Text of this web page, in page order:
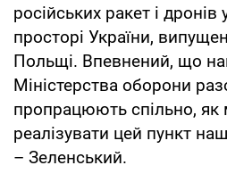
російських ракет і дронів
просторі України,
Польщі. Впевнений, що
Міністерства оборони
пропрацюють спільно,
реалізувати цей пункт
– Зеленський.